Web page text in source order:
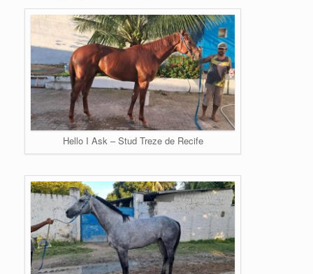
Hello I Ask – Stud Treze de Recife